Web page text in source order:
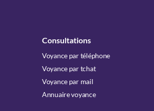
Consultations
Voyance par téléphone
Voyance par tchat
Voyance par mail
Annuaire voyance